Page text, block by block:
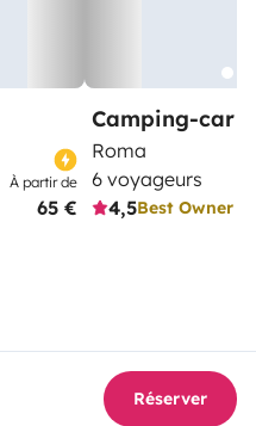
À partir de
65 €
Camping-car
Roma
6 voyageurs
4,5Best Owner
Réserver